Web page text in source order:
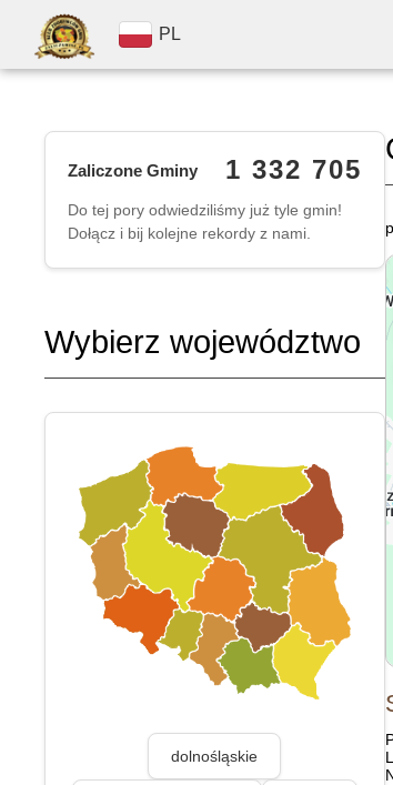
PL
Zaliczone Gminy 1 332 705
Do tej pory odwiedziliśmy już tyle gmin!
Dołącz i bij kolejne rekordy z nami.
Wybierz województwo
dolnośląskie